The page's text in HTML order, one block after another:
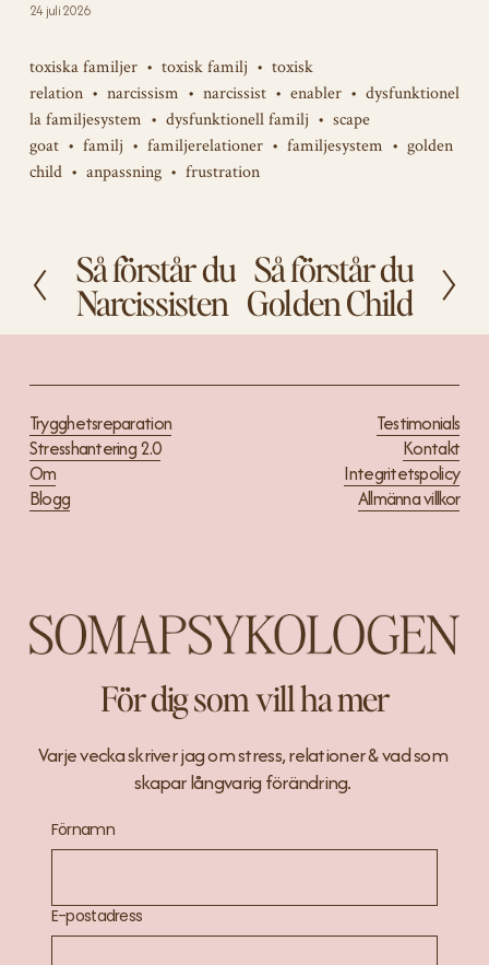
24 juli 2026
toxiska familjer toxisk familj
toxisk
relation
narcissism narcissist enabler
dysfunktionel
la familjesystem
dysfunktionell familj
scape
goat
familj familjerelationer familjesystem
golden
child
anpassning frustration
F
ö
r
e
å
e
n
d
Så förstår du
Narcissisten
N
ä
s
t
Så förstår du
Golden Child
Testimonials
Kontakt
Integritetspolicy
Allmänna villkor
Trygghetsreparation
Stresshantering 2.0
Om
Blogg
För dig som vill ha mer
Förnamn
E-postadress
Varje vecka skriver jag om stress, relationer & vad som
skapar långvarig förändring.